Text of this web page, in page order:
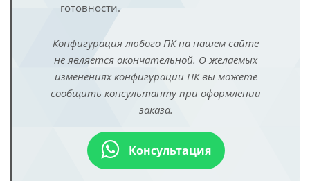
готовности.
Конфигурация любого ПК на нашем сайте
не является окончательной. О желаемых
изменениях конфигурации ПК вы можете
сообщить консультанту при оформлении
заказа.
Консультация